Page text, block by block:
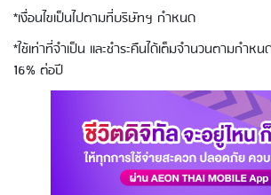
*เงื่อนไขเป็นไปตามที่บริษัทฯ กำหนด
*ใช้เท่าที่จำเป็น และชำระคืนได้เต็มจำนวนตามกำหน
16% ต่อปี